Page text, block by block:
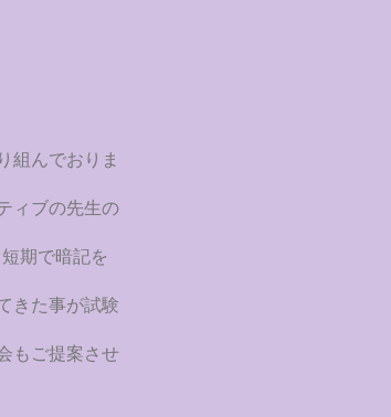
組んでおりま
ィブの先生の
期で暗記を
きた事が試験
もご提案させ